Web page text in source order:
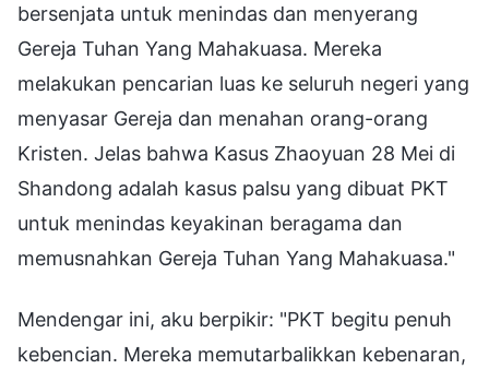
bersenjata untuk menindas dan menyerang
Gereja Tuhan Yang Mahakuasa. Mereka
melakukan pencarian luas ke seluruh negeri yang
menyasar Gereja dan menahan orang-orang
Kristen. Jelas bahwa Kasus Zhaoyuan 28 Mei di
Shandong adalah kasus palsu yang dibuat PKT
untuk menindas keyakinan beragama dan
memusnahkan Gereja Tuhan Yang Mahakuasa."
Mendengar ini, aku berpikir: "PKT begitu penuh
kebencian. Mereka memutarbalikkan kebenaran,